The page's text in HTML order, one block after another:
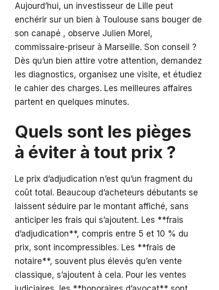
Aujourd’hui, un investisseur de Lille peut
enchérir sur un bien à Toulouse sans bouger de
son canapé , observe Julien Morel,
commissaire-priseur à Marseille. Son conseil ?
Dès qu’un bien attire votre attention, demandez
les diagnostics, organisez une visite, et étudiez
le cahier des charges. Les meilleures affaires
partent en quelques minutes.
Quels sont les pièges
à éviter à tout prix ?
Le prix d’adjudication n’est qu’un fragment du
coût total. Beaucoup d’acheteurs débutants se
laissent séduire par le montant affiché, sans
anticiper les frais qui s’ajoutent. Les **frais
d’adjudication**, compris entre 5 et 10 % du
prix, sont incompressibles. Les **frais de
notaire**, souvent plus élevés qu’en vente
classique, s’ajoutent à cela. Pour les ventes